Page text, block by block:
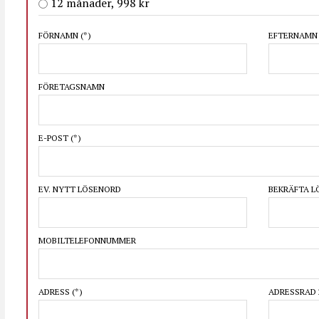
FÖRNAMN (*) EFTERNAMN
FÖRETAGSNAMN
E-POST (*)
EV. NYTT LÖSENORD BEKRÄFTA
MOBILTELEFONNUMMER
ADRESS (*) ADRESSRAD